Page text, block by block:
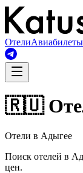
ОтелиАвиабилеты
🇷🇺
Отели в Адыгее
Поиск отелей в
цен.